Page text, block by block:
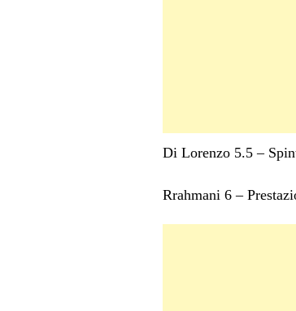
Di Lorenzo 5.5 –
Rrahmani 6 –